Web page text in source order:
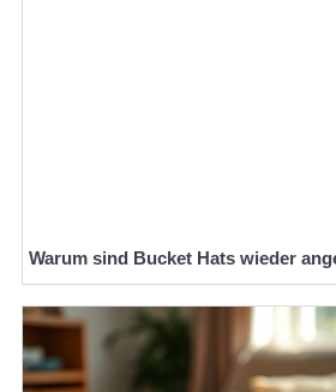
Warum sind Bucket Hats wieder